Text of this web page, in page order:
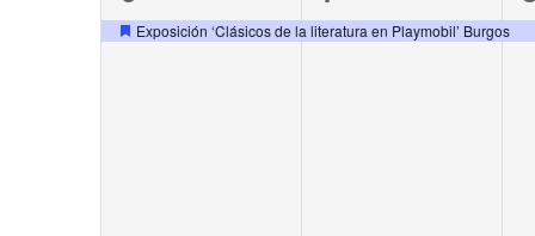
event,
Exposición ‘Clásicos de la literatura en Playmobil’ Burgos
event,